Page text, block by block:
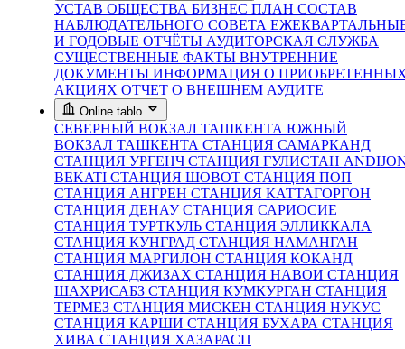
УСТАВ ОБЩЕСТВА БИЗНЕС ПЛАН СОСТАВ
НАБЛЮДАТЕЛЬНОГО СОВЕТА
И ГОДОВЫЕ ОТЧЁТЫ АУДИТОРСКАЯ СЛУЖБА
СУЩЕСТВЕННЫЕ ФАКТЫ ВНУТРЕННИЕ
ДОКУМЕНТЫ ИНФОРМАЦИЯ О
АКЦИЯХ ОТЧЕТ О ВНЕШНЕМ АУДИТЕ
Online tablo
СЕВЕРНЫЙ ВОКЗАЛ ТАШКЕНТА ЮЖНЫЙ
ВОКЗАЛ ТАШКЕНТА СТАНЦИЯ САМАРКАНД
СТАНЦИЯ УРГЕНЧ СТАНЦИЯ ГУЛИСТАН
BEKATI СТАНЦИЯ ШОВОТ СТАНЦИЯ ПОП
СТАНЦИЯ АНГРЕН СТАНЦИЯ КАТТАГОРГОН
СТАНЦИЯ ДЕНАУСТАНЦИЯ САРИОСИЕ
СТАНЦИЯ ТУРТКУЛЬ СТАНЦИЯ ЭЛЛИККАЛА
СТАНЦИЯ КУНГРАД СТАНЦИЯ НАМАНГАН
СТАНЦИЯ МАРГИЛОН СТАНЦИЯ КОКАНД
СТАНЦИЯ ДЖИЗАХ СТАНЦИЯ НАВОИ СТАНЦИЯ
ШАХРИСАБЗ СТАНЦИЯ КУМКУРГАН СТАНЦИЯ
ТЕРМЕЗ СТАНЦИЯ МИСКЕН СТАНЦИЯ НУКУС
СТАНЦИЯ КАРШИ СТАНЦИЯ БУХАРА СТАНЦИЯ
ХИВА СТАНЦИЯ ХАЗАРАСП